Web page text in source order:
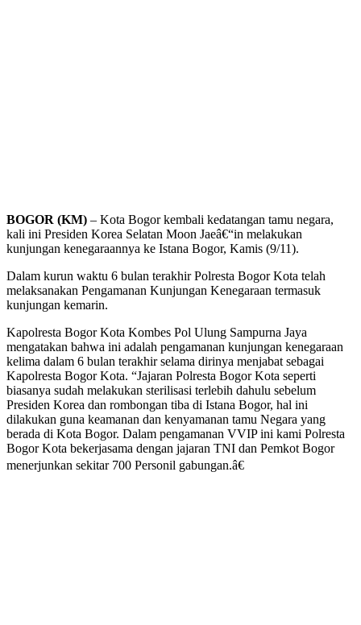
BOGOR (KM) – Kota Bogor kembali kedatangan tamu negara,
kali ini Presiden Korea Selatan Moon Jaeâ€“in melakukan
kunjungan kenegaraannya ke Istana Bogor, Kamis (9/11).
Dalam kurun waktu 6 bulan terakhir Polresta Bogor Kota telah
melaksanakan Pengamanan Kunjungan Kenegaraan termasuk
kunjungan kemarin.
Kapolresta Bogor Kota Kombes Pol Ulung Sampurna Jaya
mengatakan bahwa ini adalah pengamanan kunjungan kenegaraan
kelima dalam 6 bulan terakhir selama dirinya menjabat sebagai
Kapolresta Bogor Kota. “Jajaran Polresta Bogor Kota seperti
biasanya sudah melakukan sterilisasi terlebih dahulu sebelum
Presiden Korea dan rombongan tiba di Istana Bogor, hal ini
dilakukan guna keamanan dan kenyamanan tamu Negara yang
berada di Kota Bogor. Dalam pengamanan VVIP ini kami Polresta
Bogor Kota bekerjasama dengan jajaran TNI dan Pemkot Bogor
menerjunkan sekitar 700 Personil gabungan.â€